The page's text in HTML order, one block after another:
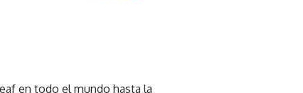
en todo el mundo hasta la